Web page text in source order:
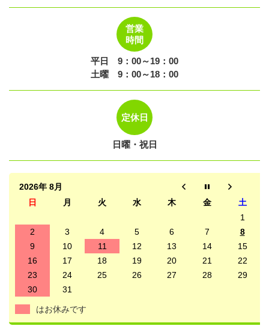
営業
時間
平日 9：00～19：00
土曜 9：00～18：00
定休日
日曜・祝日
2026年 8月
日
月 火 水 木 金
土
1
2
3 4 5 6 7
8
9
10 11 12 13 14
15
16
17 18 19 20 21
22
23
24 25 26 27 28
29
30
31
はお休みです